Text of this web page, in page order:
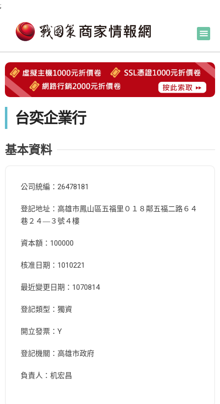
;
台奕企業行
基本資料
公司統編：26478181
登記地址：高雄市鳳山區五福里０１８鄰五福二路６４
巷２４―３號４樓
資本額：100000
核准日期：1010221
最近變更日期：1070814
登記類型：獨資
開立發票：Y
登記機關：高雄市政府
負責人：机宏昌